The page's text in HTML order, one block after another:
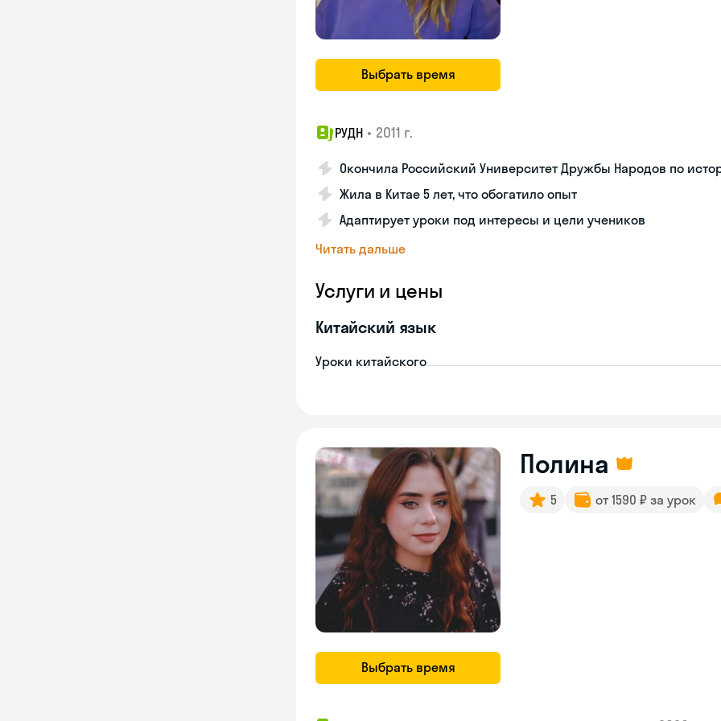
Выбрать время
РУДН • 2011 г.
Окончила Российский Университет Дружбы Народов по
Жила в Китае 5 лет, что обогатило опыт
Адаптирует уроки под интересы и цели учеников
Читать дальше
Услуги и цены
Китайский язык
Уроки китайского
Выбрать время
Полина
5 от 1590 ₽ за урок